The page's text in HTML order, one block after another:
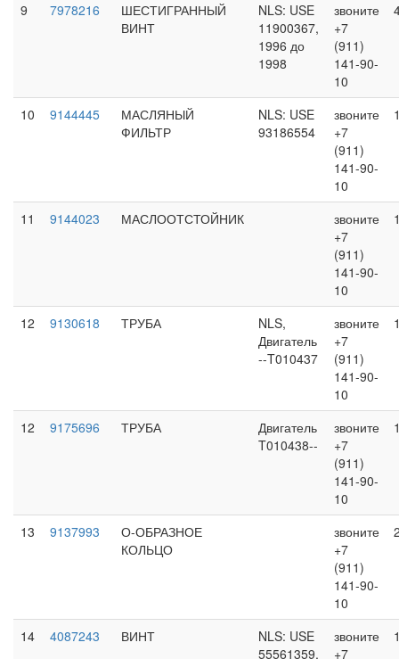
9 7978216
ШЕСТИГРАННЫЙ
ВИНТ
NLS: USE
11900367,
1996 до
1998
звоните
+7
(911)
141-90-
10
10 9144445
МАСЛЯНЫЙ
ФИЛЬТР
NLS: USE
93186554
звоните
+7
(911)
141-90-
10
11 9144023 МАСЛООТСТОЙНИК
звоните
+7
(911)
141-90-
10
12 9130618 ТРУБА
NLS,
Двигатель
--T010437
звоните
+7
(911)
141-90-
10
12 9175696 ТРУБА
Двигатель
T010438--
звоните
+7
(911)
141-90-
10
13 9137993
О-ОБРАЗНОЕ
КОЛЬЦО
звоните
+7
(911)
141-90-
10
14 4087243 ВИНТ
NLS: USE
55561359,
звоните
+7